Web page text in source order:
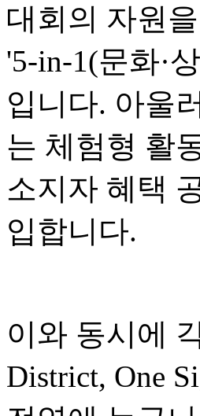
대회의 자원
'5-in-1(문화·
입니다. 아울
는 체험형 활
소지자 혜택
입합니다.
이와 동시에
District, One